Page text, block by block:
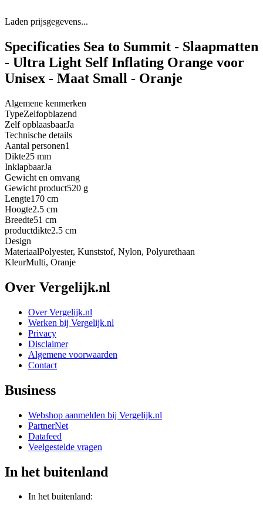
Laden prijsgegevens...
Specificaties Sea to Summit - Slaapmatten
- Ultra Light Self Inflating Orange voor
Unisex - Maat Small - Oranje
Algemene kenmerken
TypeZelfopblazend
Zelf opblaasbaarJa
Technische details
Aantal personen1
Dikte25 mm
InklapbaarJa
Gewicht en omvang
Gewicht product520 g
Lengte170 cm
Hoogte2.5 cm
Breedte51 cm
productdikte2.5 cm
Design
MateriaalPolyester, Kunststof, Nylon, Polyurethaan
KleurMulti, Oranje
Over Vergelijk.nl
Over Vergelijk.nl
Werken bij Vergelijk.nl
Privacy
Disclaimer
Algemene voorwaarden
Contact
Business
Webshop aanmelden bij Vergelijk.nl
PartnerNet
Datafeed
Veelgestelde vragen
In het buitenland
In het buitenland: